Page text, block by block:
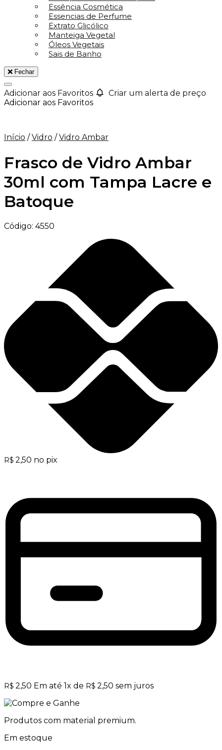
Essência Cosmética
Essencias de Perfume
Extrato Glicólico
Manteiga Vegetal
Óleos Vegetais
Sais de Banho
Fechar
Adicionar aos Favoritos
Criar um alerta de preço
Adicionar aos Favoritos
Início / Vidro / Vidro Ambar
Frasco de Vidro Ambar
30ml com Tampa Lacre e
Batoque
Código: 4550
R$ 2,50 no pix
R$ 2,50 Em até 1x de R$ 2,50 sem juros
Produtos com material premium.
Em estoque